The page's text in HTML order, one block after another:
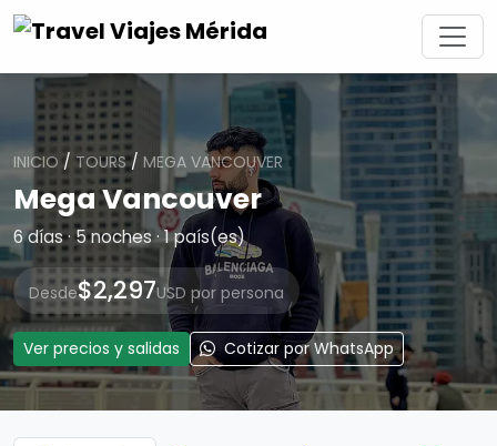
INICIO / TOURS/ MEGA VANCOUVER
Mega Vancouver
6 días · 5 noches · 1 país(es)
Desde$2,297USD por persona
Ver precios y salidas Cotizar por WhatsApp